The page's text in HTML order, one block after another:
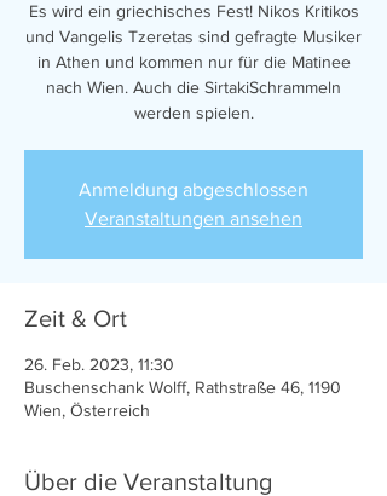
Es wird ein griechisches Fest! Nikos Kritikos
und Vangelis Tzeretas sind gefragte Musiker
in Athen und kommen nur für die Matinee
nach Wien. Auch die SirtakiSchrammeln
werden spielen.
Anmeldung abgeschlossen
Veranstaltungen ansehen
Zeit & Ort
26. Feb. 2023, 11:30
Buschenschank Wolff, Rathstraße 46, 1190
Wien, Österreich
Über die Veranstaltung